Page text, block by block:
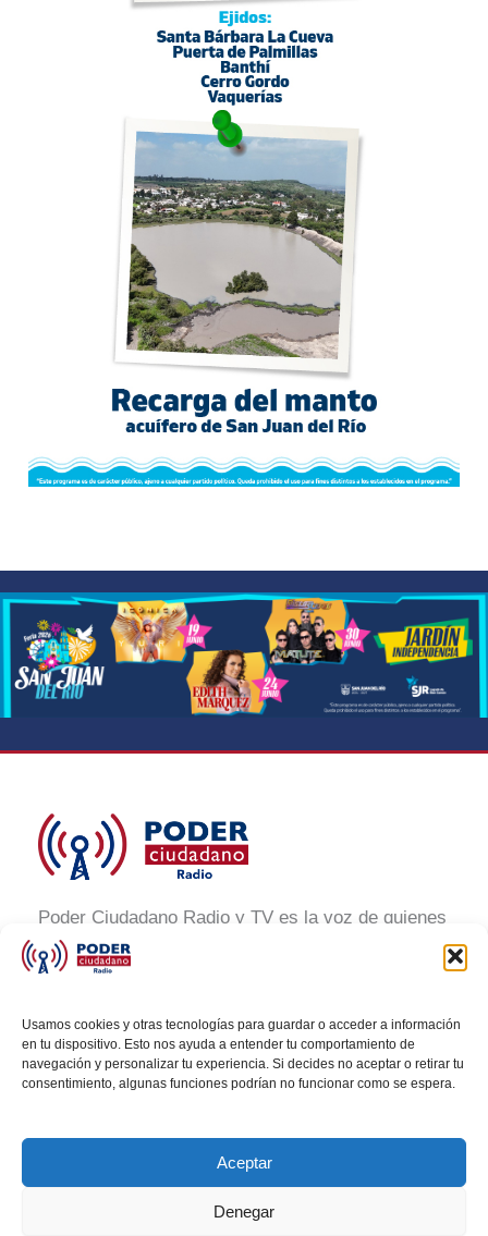
Usamos cookies y otras tecnologías para guardar o acceder a información
en tu dispositivo. Esto nos ayuda a entender tu comportamiento de
navegación y personalizar tu experiencia. Si decides no aceptar o retirar tu
consentimiento, algunas funciones podrían no funcionar como se espera.
Aceptar
Denegar
Poder Ciudadano Radio y TV es la voz de quienes
buscan un México informado y participativo.
Nuestro compromiso es conectar con la
transformación social a través de noticias claras,
veraces y al alcance de todos.